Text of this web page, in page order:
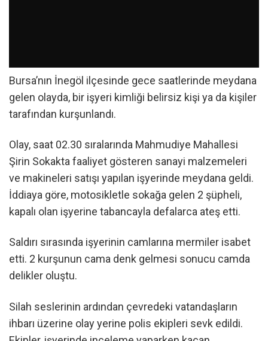
Bursa’nın İnegöl ilçesinde gece saatlerinde meydana
gelen olayda, bir işyeri kimliği belirsiz kişi ya da kişiler
tarafından kurşunlandı.
Olay, saat 02.30 sıralarında Mahmudiye Mahallesi
Şirin Sokakta faaliyet gösteren sanayi malzemeleri
ve makineleri satışı yapılan işyerinde meydana geldi.
İddiaya göre, motosikletle sokağa gelen 2 şüpheli,
kapalı olan işyerine tabancayla defalarca ateş etti.
Saldırı sırasında işyerinin camlarına mermiler isabet
etti. 2 kurşunun cama denk gelmesi sonucu camda
delikler oluştu.
Silah seslerinin ardından çevredeki vatandaşların
ihbarı üzerine olay yerine polis ekipleri sevk edildi.